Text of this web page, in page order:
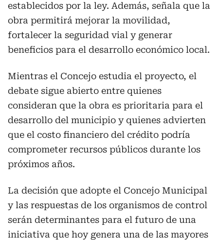
establecidos por la ley. Además, señala que la
obra permitirá mejorar la movilidad,
fortalecer la seguridad vial y generar
beneficios para el desarrollo económico local.
Mientras el Concejo estudia el proyecto, el
debate sigue abierto entre quienes
consideran que la obra es prioritaria para el
desarrollo del municipio y quienes advierten
que el costo financiero del crédito podría
comprometer recursos públicos durante los
próximos años.
La decisión que adopte el Concejo Municipal
y las respuestas de los organismos de control
serán determinantes para el futuro de una
iniciativa que hoy genera una de las mayores